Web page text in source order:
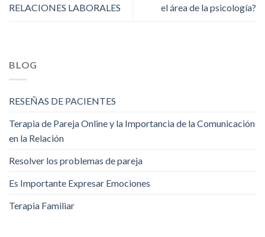
RELACIONES LABORALES
el área de la psicología?
BLOG
RESEÑAS DE PACIENTES
Terapia de Pareja Online y la Importancia de la Comunicación
en la Relación
Resolver los problemas de pareja
Es Importante Expresar Emociones
Terapia Familiar